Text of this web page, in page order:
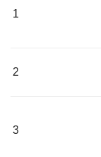
1
2
3